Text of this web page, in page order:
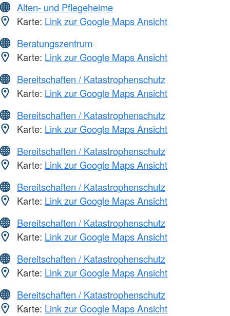
Alten- und Pflegeheime
Karte: Link zur Google Maps Ansicht
Beratungszentrum
Karte: Link zur Google Maps Ansicht
Bereitschaften / Katastrophenschutz
Karte: Link zur Google Maps Ansicht
Bereitschaften / Katastrophenschutz
Karte: Link zur Google Maps Ansicht
Bereitschaften / Katastrophenschutz
Karte: Link zur Google Maps Ansicht
Bereitschaften / Katastrophenschutz
Karte: Link zur Google Maps Ansicht
Bereitschaften / Katastrophenschutz
Karte: Link zur Google Maps Ansicht
Bereitschaften / Katastrophenschutz
Karte: Link zur Google Maps Ansicht
Bereitschaften / Katastrophenschutz
Karte: Link zur Google Maps Ansicht